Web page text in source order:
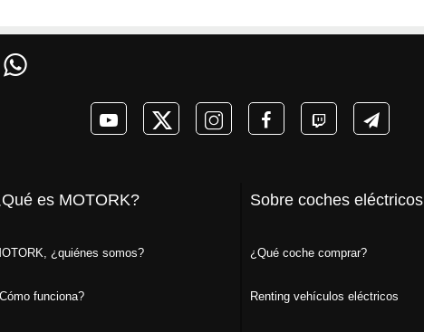
es MOTORK?
¿quiénes somos?
funciona?
Sobre coches eléctricos
¿Qué coche comprar?
Renting vehículos eléctricos